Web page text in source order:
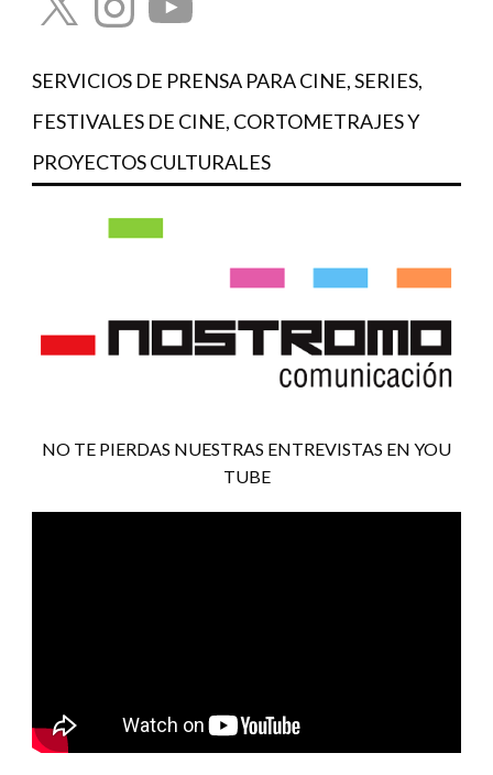
SERVICIOS DE PRENSA PARA CINE, SERIES,
FESTIVALES DE CINE, CORTOMETRAJES Y
PROYECTOS CULTURALES
NO TE PIERDAS NUESTRAS ENTREVISTAS EN YOU
TUBE